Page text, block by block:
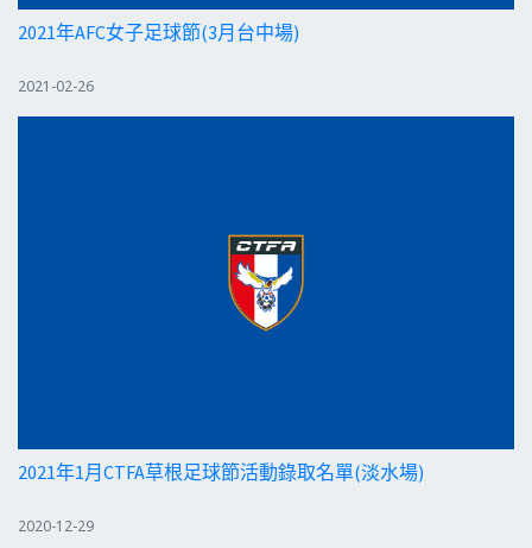
2021年AFC女子足球節(3月台中場)
2021-02-26
2021年1月CTFA草根足球節活動錄取名單(淡水場)
2020-12-29